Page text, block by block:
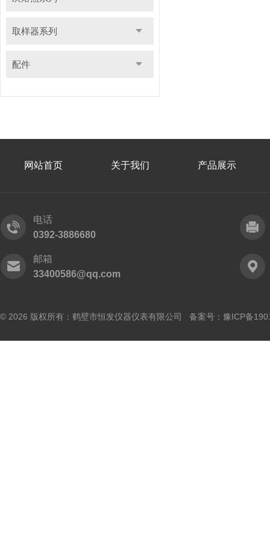
取样器系列
配件
网站首页 关于我们 产品展示
电话
0392-3886680
邮箱
33400586@qq.com
© 2026 版权所有：鹤壁市恒发仪器仪表有限公司 备案号： 豫ICP备